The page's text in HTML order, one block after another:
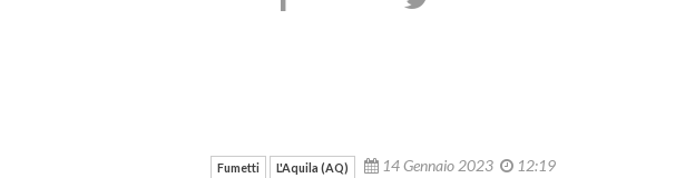
Fumetti L'Aquila (AQ) 14 Gennaio 2023 12:19